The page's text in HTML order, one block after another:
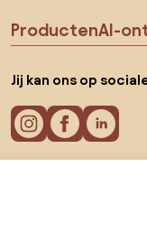
ProductenAI-
Jij kan ons op